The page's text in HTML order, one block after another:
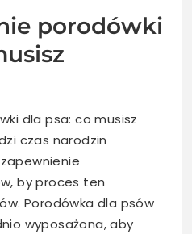
porodówki
dla psa: co musisz
czas narodzin
by proces ten
Porodówka dla psów
wyposażona, aby